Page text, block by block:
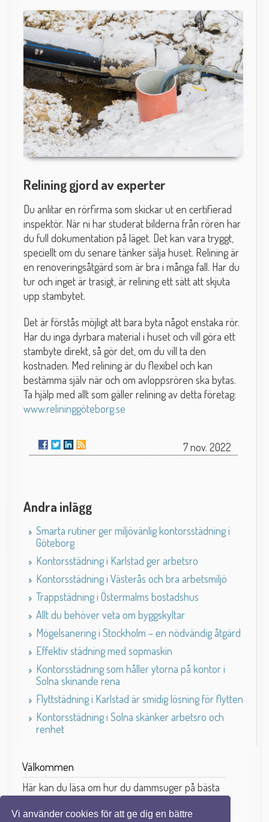
Vi använder cookies för att ge dig en bättre
Relining gjord av experter
Du anlitar en rörfirma som skickar ut en certifierad
inspektör. När ni har studerat bilderna från rören har
du full dokumentation på läget. Det kan vara tryggt,
speciellt om du senare tänker sälja huset. Relining är
en renoveringsåtgärd som är bra i många fall. Har du
tur och inget är trasigt, är relining ett sätt att skjuta
upp stambytet.
Det är förstås möjligt att bara byta något enstaka rör.
Har du inga dyrbara material i huset och vill göra ett
stambyte direkt, så gör det, om du vill ta den
kostnaden. Med relining är du flexibel och kan
bestämma själv när och om avloppsrören ska bytas.
Ta hjälp med allt som gäller relining av detta företag:
www.relininggöteborg.se
7 nov. 2022
Andra inlägg
Smarta rutiner ger miljövänlig kontorsstädning i
Göteborg
Kontorsstädning i Karlstad ger arbetsro
Kontorsstädning i Västerås och bra arbetsmiljö
Trappstädning i Östermalms bostadshus
Allt du behöver veta om byggskyltar
Mögelsanering i Stockholm – en nödvändig åtgärd
Effektiv städning med sopmaskin
Kontorsstädning som håller ytorna på kontor i
Solna skinande rena
Flyttstädning i Karlstad är smidig lösning för flytten
Kontorsstädning i Solna skänker arbetsro och
renhet
Välkommen
Här kan du läsa om hur du dammsuger på bästa